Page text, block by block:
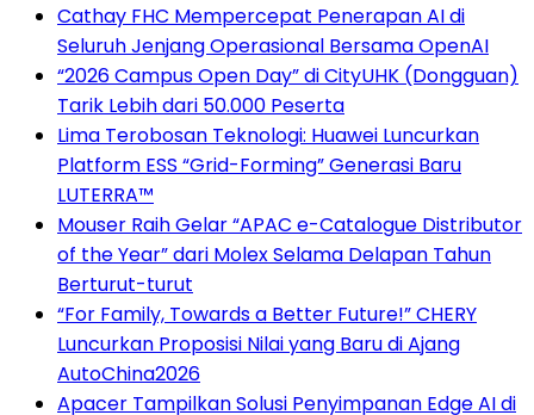
Cathay FHC Mempercepat Penerapan AI di
Seluruh Jenjang Operasional Bersama OpenAI
“2026 Campus Open Day” di CityUHK (Dongguan)
Tarik Lebih dari 50.000 Peserta
Lima Terobosan Teknologi: Huawei Luncurkan
Platform ESS “Grid-Forming” Generasi Baru
LUTERRA™
Mouser Raih Gelar “APAC e-Catalogue Distributor
of the Year” dari Molex Selama Delapan Tahun
Berturut-turut
“For Family, Towards a Better Future!” CHERY
Luncurkan Proposisi Nilai yang Baru di Ajang
AutoChina2026
Apacer Tampilkan Solusi Penyimpanan Edge AI di